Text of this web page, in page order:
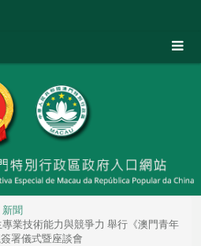
新聞
業技術能力與競爭力 舉行《澳門青年
署儀式暨座談會